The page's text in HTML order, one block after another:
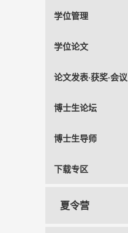
学位管理
学位论文
论文发表·获奖·会议
博士生论坛
博士生导师
下载专区
夏令营